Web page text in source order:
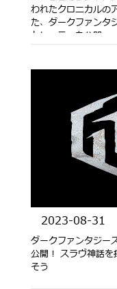
われたクロニカルの
た、ダークファンタ
トレーラーを公開
2023-08-31
ダークファンタジー
公開！ スラヴ神話
そう